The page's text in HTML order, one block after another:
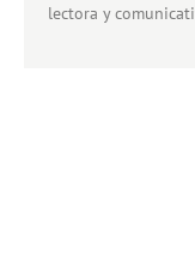
lectora y